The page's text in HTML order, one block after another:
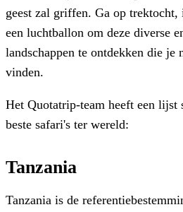
geest zal griffen. Ga op
een luchtballon om deze diverse
landschappen te ontdekken die je
vinden.
Het Quotatrip-team heeft een lijst
beste safari's ter wereld:
Tanzania
Tanzania is de